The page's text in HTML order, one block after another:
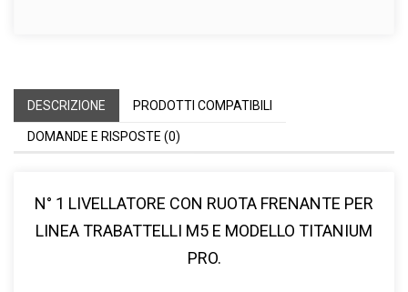
DESCRIZIONE PRODOTTI COMPATIBILI
DOMANDE E RISPOSTE (0)
N° 1 LIVELLATORE CON RUOTA FRENANTE PER
LINEA TRABATTELLI M5 E MODELLO TITANIUM
PRO.